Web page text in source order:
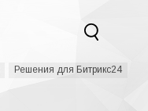
Решения для Битрикс24